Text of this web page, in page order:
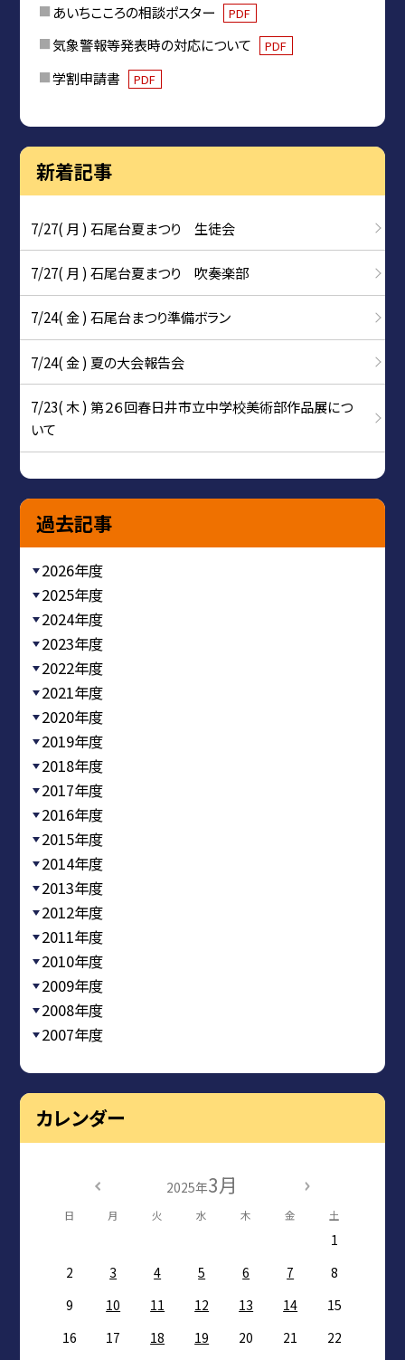
あいちこころの相談ポスター PDF
気象警報等発表時の対応について PDF
学割申請書 PDF
新着記事
7/27( 月 ) 石尾台夏まつり 生徒会
7/27( 月 ) 石尾台夏まつり 吹奏楽部
7/24( 金 ) 石尾台まつり準備ボラン
7/24( 金 ) 夏の大会報告会
7/23( 木 ) 第２６回春日井市立中学校美術部作品展につ
いて
過去記事
2026年度
2025年度
2024年度
2023年度
2022年度
2021年度
2020年度
2019年度
2018年度
2017年度
2016年度
2015年度
2014年度
2013年度
2012年度
2011年度
2010年度
2009年度
2008年度
2007年度
カレンダー
2025年3月
日 月 火 水 木 金 土
1
2
3 4 5 6 7
8
9
10 11 12 13 14
15
16
17 18 19 20 21
22